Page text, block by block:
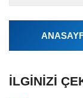
İLGINIZI